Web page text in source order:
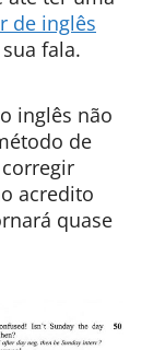
de inglês
fala.
inglês não
de
acredito
quase